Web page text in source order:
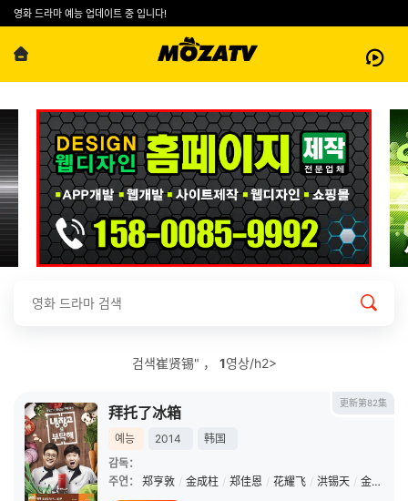
영화 드라마 예능 업데이트 중 입니다!
검색崔贤锡" ， 1영상/h2>
更新第82集
拜托了冰箱
예능 2014
韩国
감독：
주연：
郑亨敦 / 金成柱 / 郑佳恩 / 花耀飞 / 洪锡天 / 金风